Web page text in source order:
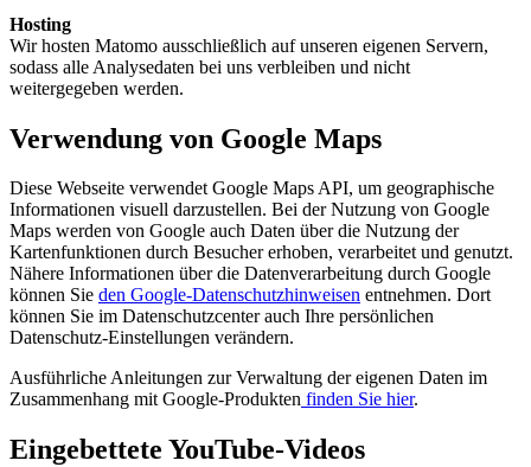
Hosting
Wir hosten Matomo ausschließlich auf unseren eigenen Servern,
sodass alle Analysedaten bei uns verbleiben und nicht
weitergegeben werden.
Verwendung von Google Maps
Diese Webseite verwendet Google Maps API, um geographische
Informationen visuell darzustellen. Bei der Nutzung von Google
Maps werden von Google auch Daten über die Nutzung der
Kartenfunktionen durch Besucher erhoben, verarbeitet und genutzt.
Nähere Informationen über die Datenverarbeitung durch Google
können Sie den Google-Datenschutzhinweisen entnehmen. Dort
können Sie im Datenschutzcenter auch Ihre persönlichen
Datenschutz-Einstellungen verändern.
Ausführliche Anleitungen zur Verwaltung der eigenen Daten im
Zusammenhang mit Google-Produkten finden Sie hier.
Eingebettete YouTube-Videos